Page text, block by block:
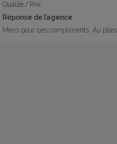
Qualité / Prix
Réponse de l’agence
Merci pour ces compliments. Au